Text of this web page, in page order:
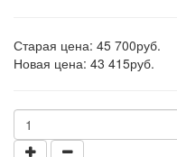
Старая цена: 45 700руб.
Новая цена: 43 415руб.